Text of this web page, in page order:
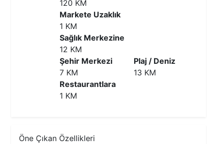
120 KM
Markete Uzaklık
1 KM
Sağlık Merkezine
12 KM
Şehir Merkezi
7 KM
Plaj / Deniz
13 KM
Restaurantlara
1 KM
Öne Çıkan Özellikleri